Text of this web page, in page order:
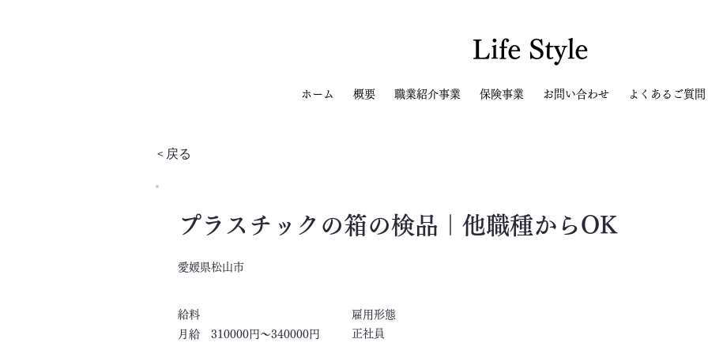
Life Style
ホーム 概要 職業紹介事業 保険事業 お問い合わせ よくあるご質問
< 戻る
プラスチックの箱の検品｜他職種からOK
愛媛県松山市
​給料
​雇用形態
月給 310000円～340000円
正社員